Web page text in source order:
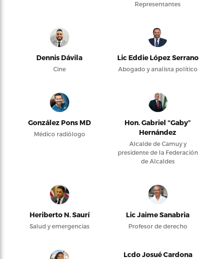
Representantes
Dennis Dávila
Cine
Lic Eddie López Serrano
Abogado y analista político
González Pons MD
Médico radiólogo
Hon. Gabriel “Gaby”
Hernández
Alcalde de Camuy y
presidente de la Federación
de Alcaldes
Heriberto N. Saurí
Salud y emergencias
Lic Jaime Sanabria
Profesor de derecho
Lcdo Josué Cardona